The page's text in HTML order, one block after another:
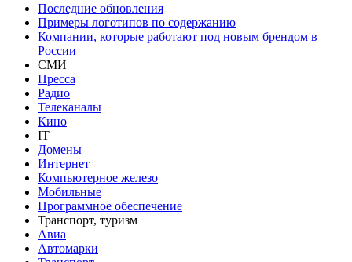
Последние обновления
Примеры логотипов по содержанию
Компании, которые работают под новым брендом в
России
СМИ
Пресса
Радио
Телеканалы
Кино
IT
Домены
Интернет
Компьютерное железо
Мобильные
Программное обеспечение
Транспорт, туризм
Авиа
Автомарки